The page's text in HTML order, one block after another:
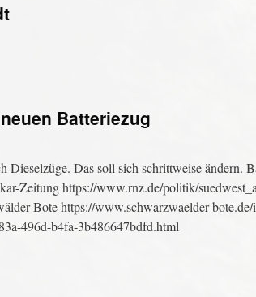
Batteriezug
Das soll sich schrittweise ändern.
Zeitung https://www.rnz.de/politik/
Bote https://www.schwarzwaelder-
496d-b4fa-3b486647bdfd.html